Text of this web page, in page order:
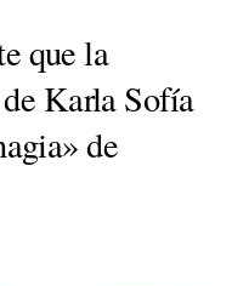
que la
Karla Sofía
de